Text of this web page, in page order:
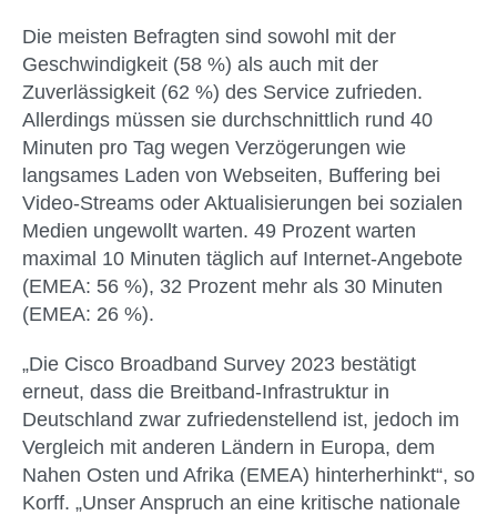
Die meisten Befragten sind sowohl mit der
Geschwindigkeit (58 %) als auch mit der
Zuverlässigkeit (62 %) des Service zufrieden.
Allerdings müssen sie durchschnittlich rund 40
Minuten pro Tag wegen Verzögerungen wie
langsames Laden von Webseiten, Buffering bei
Video-Streams oder Aktualisierungen bei sozialen
Medien ungewollt warten. 49 Prozent warten
maximal 10 Minuten täglich auf Internet-Angebote
(EMEA: 56 %), 32 Prozent mehr als 30 Minuten
(EMEA: 26 %).
„Die Cisco Broadband Survey 2023 bestätigt
erneut, dass die Breitband-Infrastruktur in
Deutschland zwar zufriedenstellend ist, jedoch im
Vergleich mit anderen Ländern in Europa, dem
Nahen Osten und Afrika (EMEA) hinterherhinkt“, so
Korff. „Unser Anspruch an eine kritische nationale